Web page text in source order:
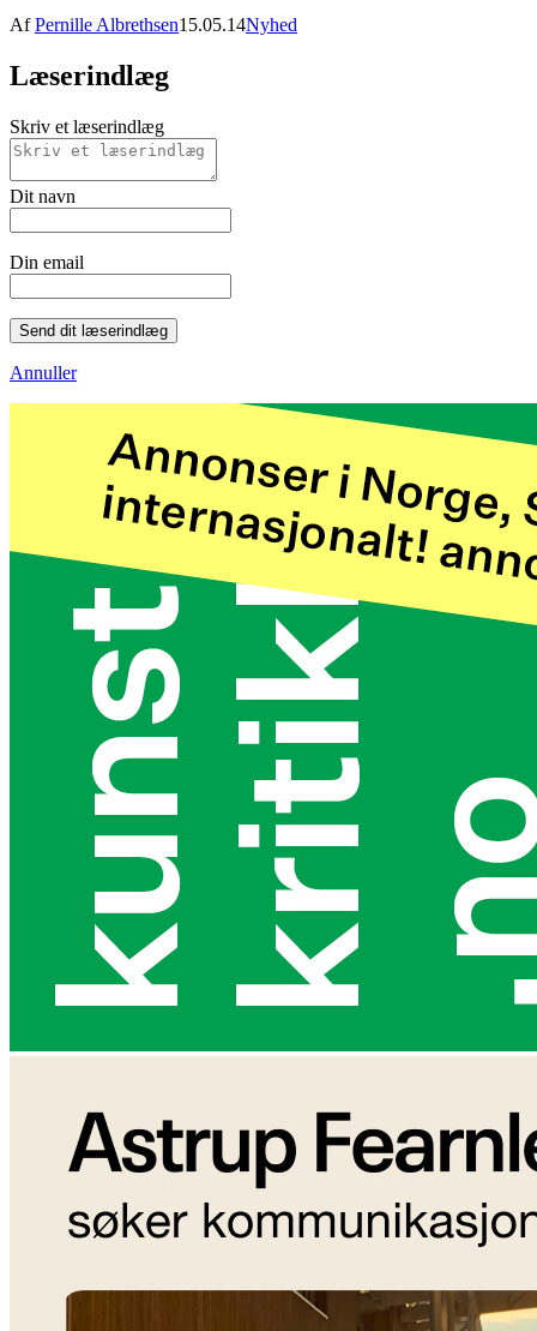
AfPernille Albrethsen15.05.14Nyhed
Læserindlæg
Skriv et læserindlæg
Dit navn
Din email
Send dit læserindlæg
Annuller